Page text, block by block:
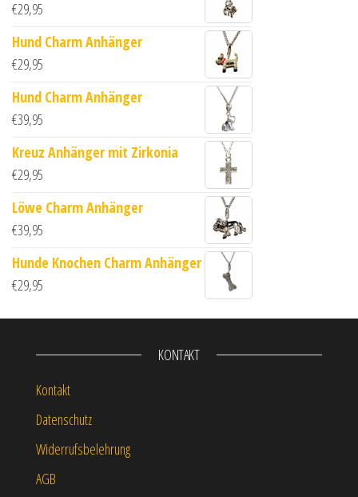
€29,95
Hund Charm Anhänger
€29,95
Hund Charm Anhänger
€39,95
Kreuz Anhänger mit Zirkonia
€29,95
Löwe Charm Anhänger
€39,95
Hunde Knochen Charm Anhänger
€29,95
KONTAKT
Kontakt
Datenschutz
Widerrufsbelehrung
AGB